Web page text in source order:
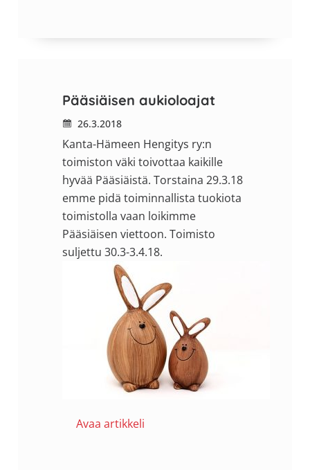
Pääsiäisen aukioloajat
26.3.2018
Kanta-Hämeen Hengitys ry:n
toimiston väki toivottaa kaikille
hyvää Pääsiäistä. Torstaina 29.3.18
emme pidä toiminnallista tuokiota
toimistolla vaan loikimme
Pääsiäisen viettoon. Toimisto
suljettu 30.3-3.4.18.
Avaa artikkeli